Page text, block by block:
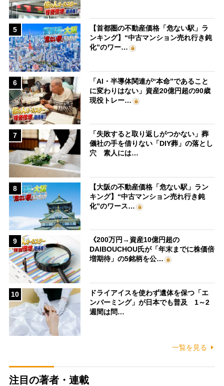
5
【首都圏の不動産価格「危ない駅」ラ
ンキング】“中古マンション売れ行き鈍
化”のワー…
6
「AI・半導体関連が“本命”であること
に変わりはない」資産20億円超の90歳
現役トレー…
7
「失敗すると取り返しがつかない」葬
儀社の手を借りない「DIY葬」の落とし
穴 素人には…
8
【大阪の不動産価格「危ない駅」ラン
キング】“中古マンション売れ行き鈍
化”のワース…
9
《200万円→資産10億円超の
DAIBOUCHOU氏が「年末までに株価倍
増期待」の5銘柄を公…
10
ドライアイスを使わず遺体を保つ「エ
ンバーミング」が日本でも普及 1～2
週間は問…
一覧を見る
注目の著者・連載